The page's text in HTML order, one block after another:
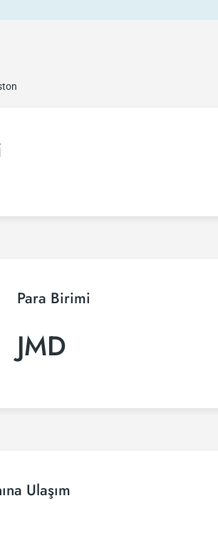
Para Birimi
JMD
Ulaşım